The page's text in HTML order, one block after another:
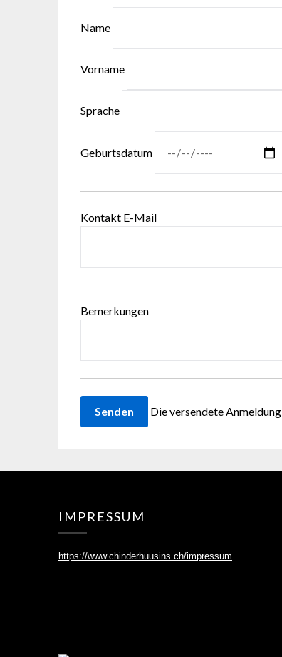
Name
Vorname
Sprache
Geburtsdatum
Kontakt E-Mail
Bemerkungen
Die versendete
IMPRESSUM
https://www.chinderhuusins.ch/impressum